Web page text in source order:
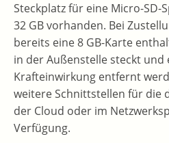
Steckplatz für eine Micro-SD-
32 GB vorhanden. Bei
bereits eine 8 GB-Karte
in der Außenstelle steckt
Krafteinwirkung entfernt
weitere Schnittstellen für die
der Cloud oder im
Verfügung.